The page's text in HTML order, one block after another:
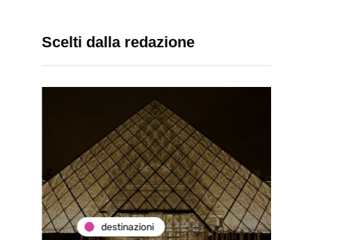
Scelti dalla redazione
destinazioni